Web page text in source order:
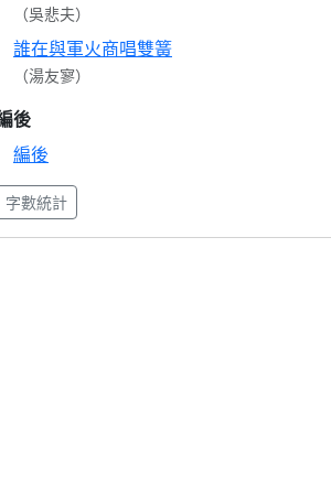
（吳悲夫）
誰在與軍火商唱雙簧
（湯友寥）
後
編後
字數統計